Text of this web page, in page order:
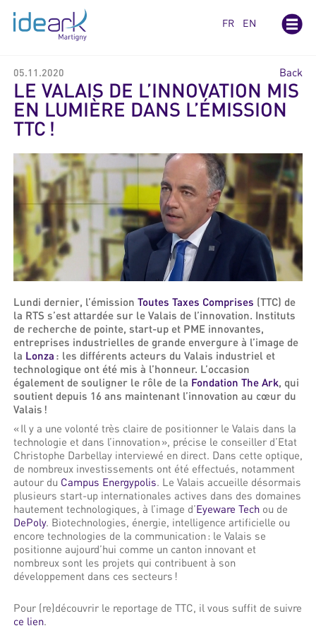
FR EN
Back
05.11.2020
LE VALAIS DE L’INNOVATION MIS
EN LUMIÈRE DANS L’ÉMISSION
TTC !
Lundi dernier, l’émission Toutes Taxes Comprises (TTC) de
la RTS s’est attardée sur le Valais de l’innovation. Instituts
de recherche de pointe, start-up et PME innovantes,
entreprises industrielles de grande envergure à l’image de
la Lonza : les différents acteurs du Valais industriel et
technologique ont été mis à l’honneur. L’occasion
également de souligner le rôle de la Fondation The Ark, qui
soutient depuis 16 ans maintenant l’innovation au cœur du
Valais !
« Il y a une volonté très claire de positionner le Valais dans la
technologie et dans l’innovation », précise le conseiller d’Etat
Christophe Darbellay interviewé en direct. Dans cette optique,
de nombreux investissements ont été effectués, notamment
autour du Campus Energypolis . Le Valais accueille désormais
plusieurs start-up internationales actives dans des domaines
hautement technologiques, à l’image d’Eyeware Techou de
DePoly. Biotechnologies, énergie, intelligence artificielle ou
encore technologies de la communication : le Valais se
positionne aujourd’hui comme un canton innovant et
nombreux sont les projets qui contribuent à son
développement dans ces secteurs !
Pour (re)découvrir le reportage de TTC, il vous suffit de suivre
ce lien.